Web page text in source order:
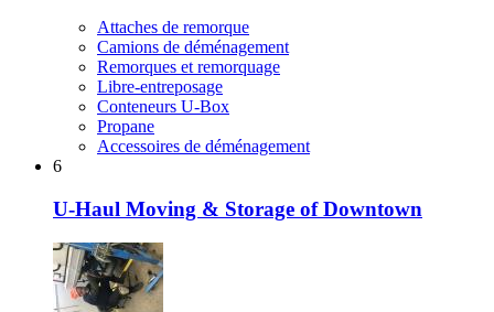
Attaches de remorque
Camions de déménagement
Remorques et remorquage
Libre-entreposage
Conteneurs U-Box
Propane
Accessoires de déménagement
6
U-Haul Moving & Storage of Downtown